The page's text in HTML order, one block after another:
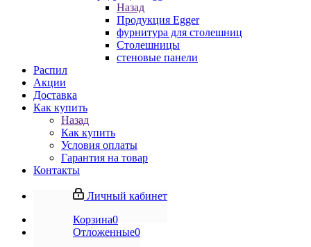
Назад
Продукция Egger
фурнитура для столешниц
Столешницы
стеновые панели
Распил
Акции
Доставка
Как купить
Назад
Как купить
Условия оплаты
Гарантия на товар
Контакты
Личный кабинет
Корзина0
Отложенные0